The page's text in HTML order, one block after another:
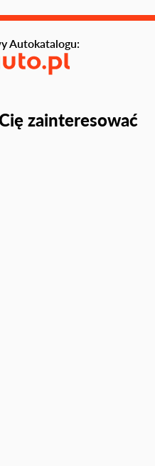
zainteresować
Autokatalogu: